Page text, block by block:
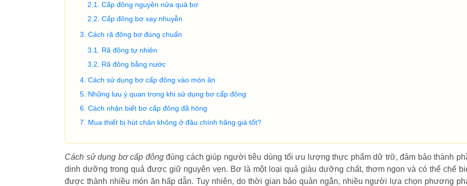
Cấp đông nguyên nửa quả bơ
Cấp đông bơ xay nhuyễn
Cách rã đông bơ đúng chuẩn
Rã đông tự nhiên
Rã đông bằng nước
Cách sử dụng bơ cấp đông vào món ăn
Những lưu ý quan trọng khi sử dụng bơ cấp đông
Cách nhận biết bơ cấp đông đã hỏng
Mua thiết bị hút chân không ở đâu chính hãng giá tốt?
Cách sử dụng bơ cấp đôngđúng cách giúp người tiêu dùng tối ưu lượng thực phẩm dữ trữ, đảm bảo thành
dinh dưỡng trong quả được giữ nguyên vẹn. Bơ là một loại quả giàu dưỡng chất, thơm ngon và có thể chế
được thành nhiều món ăn hấp dẫn. Tuy nhiên, do thời gian bảo quản ngắn, nhiều người lựa chọn phương